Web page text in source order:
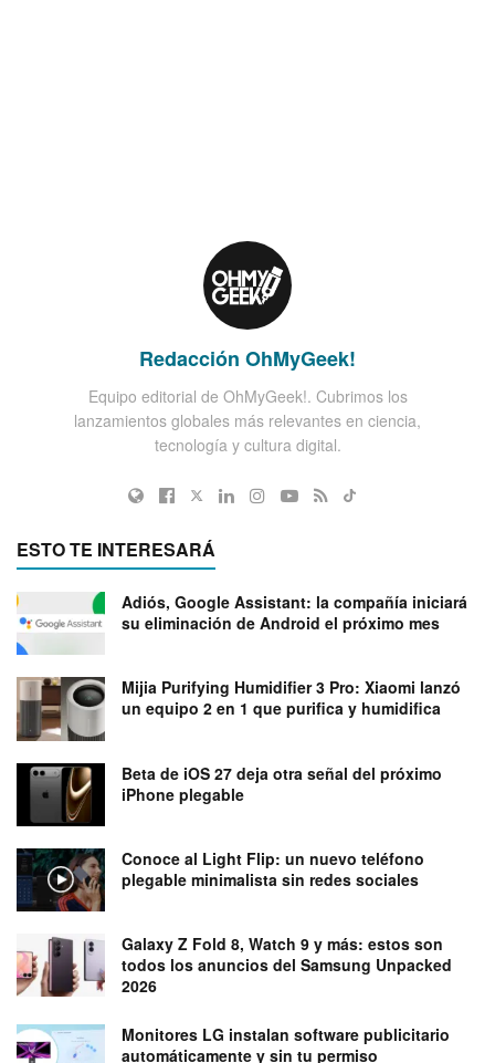
Redacción OhMyGeek!
Equipo editorial de OhMyGeek!. Cubrimos los
lanzamientos globales más relevantes en ciencia,
tecnología y cultura digital.
ESTO TE INTERESARÁ
Adiós, Google Assistant: la compañía iniciará
su eliminación de Android el próximo mes
Mijia Purifying Humidifier 3 Pro: Xiaomi lanzó
un equipo 2 en 1 que purifica y humidifica
Beta de iOS 27 deja otra señal del próximo
iPhone plegable
Conoce al Light Flip: un nuevo teléfono
plegable minimalista sin redes sociales
Galaxy Z Fold 8, Watch 9 y más: estos son
todos los anuncios del Samsung Unpacked
2026
Monitores LG instalan software publicitario
automáticamente y sin tu permiso